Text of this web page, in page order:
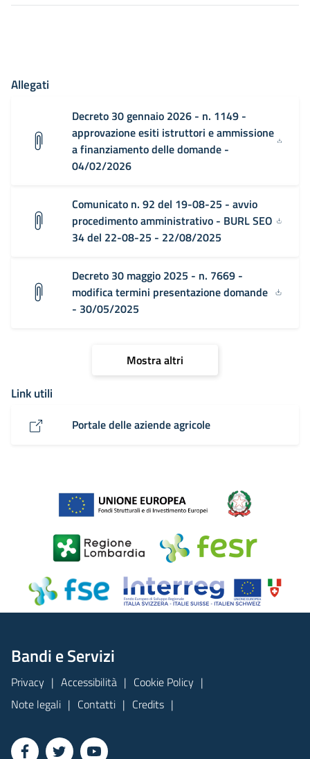
Allegati
Decreto 30 gennaio 2026 - n. 1149 -
approvazione esiti istruttori e ammissione
a finanziamento delle domande -
04/02/2026
Comunicato n. 92 del 19-08-25 - avvio
procedimento amministrativo - BURL SEO
34 del 22-08-25 - 22/08/2025
Decreto 30 maggio 2025 - n. 7669 -
modifica termini presentazione domande
- 30/05/2025
Mostra altri
Link utili
Portale delle aziende agricole
Bandi e Servizi
Privacy Accessibilità
Cookie Policy
Note legali
Contatti Credits